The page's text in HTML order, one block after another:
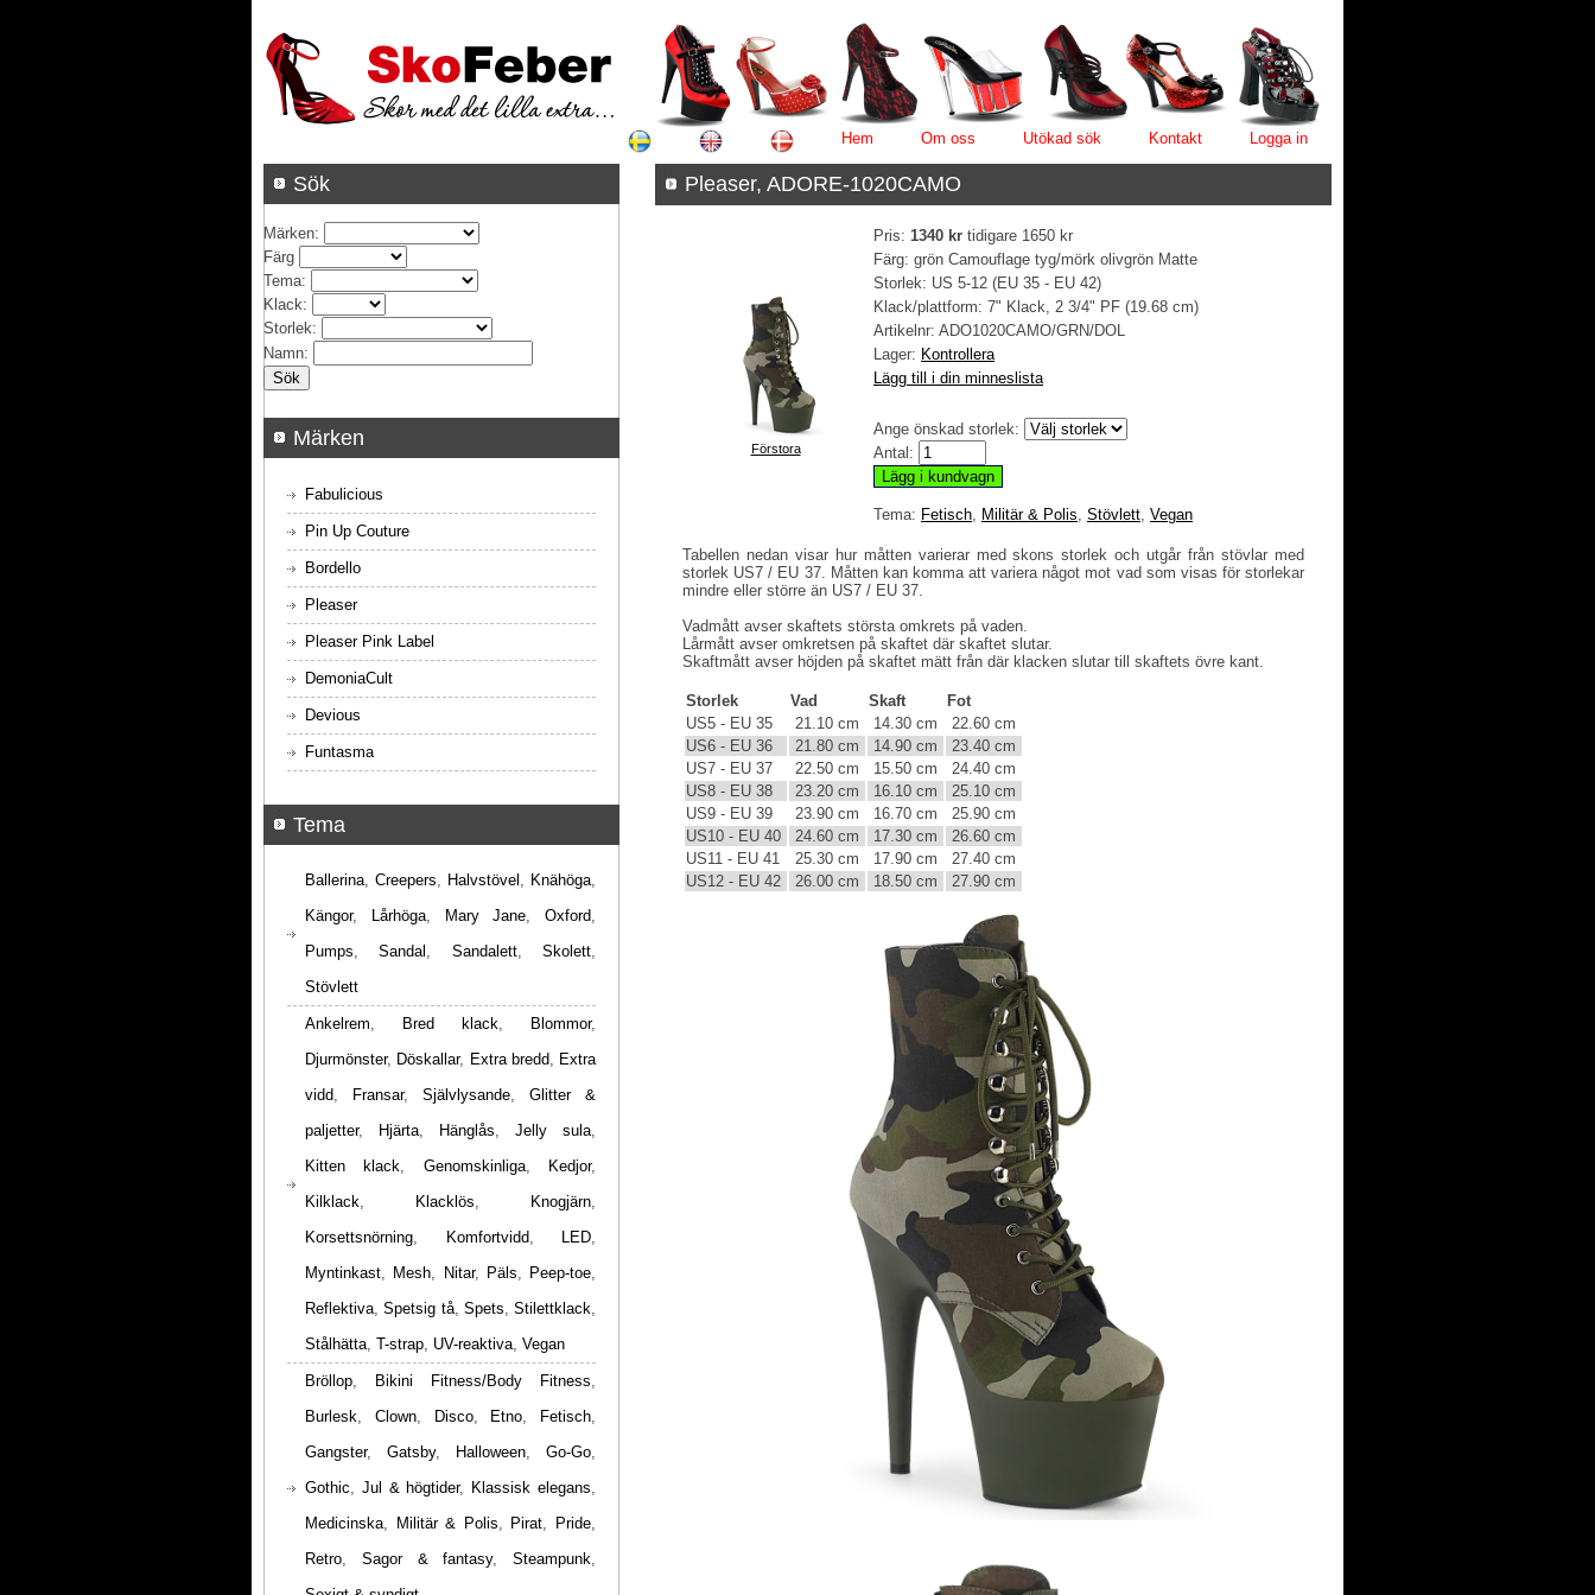
Hem Om oss Utökad sök Kontakt Logga in
Pleaser, ADORE-1020CAMO
Förstora
Pris: 1340 kr tidigare 1650 kr
Färg: grön Camouflage tyg/mörk olivgrön Matte
Storlek: US 5-12 (EU 35 - EU 42)
Klack/plattform: 7" Klack, 2 3/4" PF (19.68 cm)
Artikelnr: ADO1020CAMO/GRN/DOL
Lager: Kontrollera
Lägg till i din minneslista
Ange önskad storlek:
Antal:
Tema: Fetisch, Militär & Polis, Stövlett, Vegan
Tabellen nedan visar hur måtten varierar med skons storlek och utgår från stövlar med
storlek US7 / EU 37. Måtten kan komma att variera något mot vad som visas för storlekar
mindre eller större än US7 / EU 37.
Vadmått avser skaftets största omkrets på vaden.
Lårmått avser omkretsen på skaftet där skaftet slutar.
Skaftmått avser höjden på skaftet mätt från där klacken slutar till skaftets övre kant.
Storlek Vad Skaft
Fot
US5 - EU 35
21.10 cm 14.30 cm
22.60 cm
US6 - EU 36
21.80 cm 14.90 cm
23.40 cm
US7 - EU 37
22.50 cm 15.50 cm
24.40 cm
US8 - EU 38
23.20 cm 16.10 cm
25.10 cm
US9 - EU 39
23.90 cm 16.70 cm
25.90 cm
US10 - EU 40
24.60 cm 17.30 cm
26.60 cm
US11 - EU 41
25.30 cm 17.90 cm
27.40 cm
US12 - EU 42
26.00 cm 18.50 cm 27.90 cm
Sök
Märken:
Färg
Tema:
Klack:
Storlek:
Namn:
Märken
Fabulicious
Pin Up Couture
Bordello
Pleaser
Pleaser Pink Label
DemoniaCult
Devious
Funtasma
Tema
Ballerina, Creepers, Halvstövel , Knähöga,
Kängor, Lårhöga, Mary Jane, Oxford,
Pumps,Sandal , Sandalett,Skolett,
Stövlett
Ankelrem, Bred klack, Blommor,
Djurmönster, Döskallar, Extra bredd, Extra
vidd, Fransar, Självlysande, Glitter &
paljetter, Hjärta, Hänglås, Jelly sula,
Kitten klack, Genomskinliga, Kedjor,
Kilklack, Klacklös, Knogjärn,
Korsettsnörning, Komfortvidd, LED,
Myntinkast, Mesh, Nitar, Päls, Peep-toe,
Reflektiva,Spetsig tå, Spets, Stilettklack,
Stålhätta, T-strap, UV-reaktiva, Vegan
Bröllop, Bikini Fitness/Body Fitness,
Burlesk, Clown, Disco, Etno, Fetisch,
Gangster, Gatsby, Halloween, Go-Go,
Gothic, Jul & högtider, Klassisk elegans,
Medicinska, Militär & Polis, Pirat, Pride,
Retro, Sagor & fantasy, Steampunk,